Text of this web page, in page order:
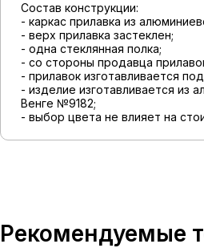
Состав конструкции:
- каркас прилавка из
- верх прилавка застеклен;
- одна стеклянная полка;
- со стороны продавца
- прилавок изготавливается
- изделие изготавливается
Венге №9182;
- выбор цвета не влияет на
Рекомендуемые